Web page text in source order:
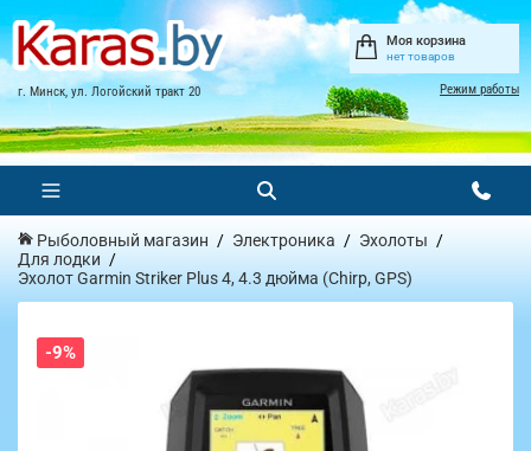
г. Минск, ул. Логойский тракт 20
Моя корзина
нет товаров
Режим работы
Рыболовный магазин Электроника
Эхолоты
Для лодки
Эхолот Garmin Striker Plus 4, 4.3 дюйма (Chirp, GPS)
-9%